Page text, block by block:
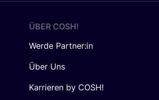
ÜBER COSH!
Werde Partner:in
Über Uns
Karrieren by COSH!